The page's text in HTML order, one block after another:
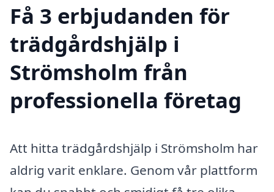
Få 3 erbjudanden för
trädgårdshjälp i
Strömsholm från
professionella företag
Att hitta trädgårdshjälp i Strömsholm har
aldrig varit enklare. Genom vår plattform